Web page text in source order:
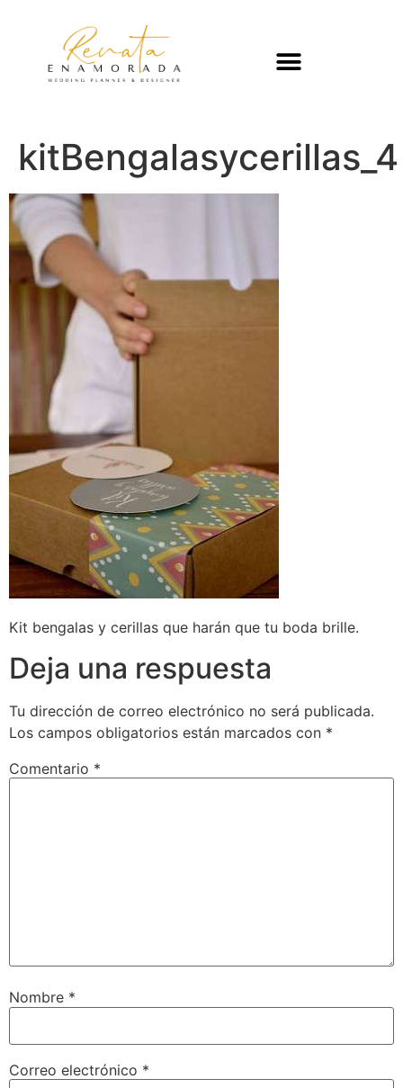
kitBengalasycerillas_4
Kit bengalas y cerillas que harán que tu boda brille.
Deja una respuesta
Tu dirección de correo electrónico no será publicada.
Los campos obligatorios están marcados con *
Comentario *
Nombre *
Correo electrónico *